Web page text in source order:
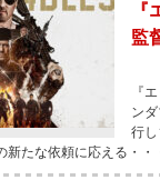
監
『
ン
行
新たな依頼に応える・・